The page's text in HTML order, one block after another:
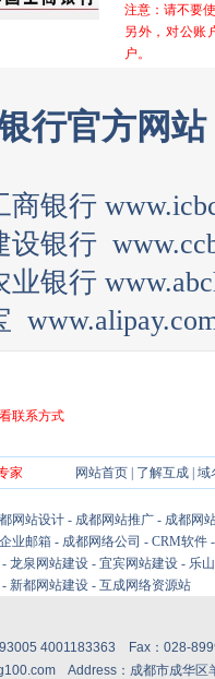
注意：请不要
另外，对公账
户。
行官方网站
商银行
设银行
业银行
联系方式
家 网站首页| 了解互成| 域
网站设计 - 成都网站推广 - 成都网
业邮箱 - 成都网络公司 - CRM软件
- 龙泉网站建设 - 宜宾网站建设 - 乐
- 新都网站建设 - 互成网络资源站
4001183363 Fax：028-
Address：成都市成华